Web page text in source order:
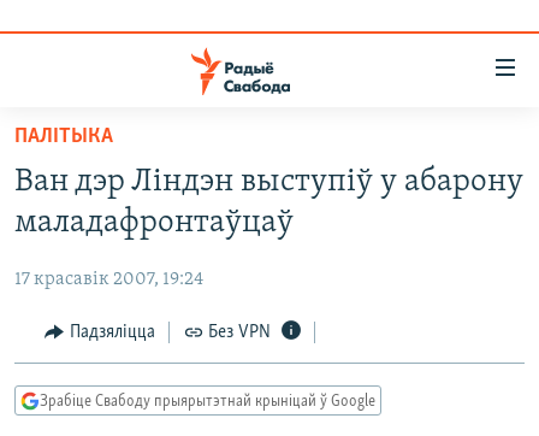
ўнівэрсальнага
доступу
Перайсьці
да
галоўнага
Перайсьці
Перайсьці
УСЕ НАВІНЫ
ЛЮДЗІ
ПАЛІТЫКА
ВАЙНА
ТОЛЬКІ НА СВАБОДЗЕ
БЛОГІ
ГІСТОРЫЯ НА СВАБОДЗЕ
КНІГІ
АБЫСЬЦІ БЛЯКАВАНЬНЕ
ПАДЗЯЛІЦЦА ІНФАРМАЦЫЯЙ
ПАДПІСАЦЦА
RSS
FACEBOOK
ПАЛІТЫКА
Ван дэр Ліндэн выступіў у абарону
маладафронтаўцаў
17 красавік 2007, 19:24
Падзяліцца Без VPN
Зрабіце Свабоду прыярытэтнай крыніцай ў Google